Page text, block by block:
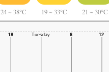
24 ~ 38°C 19 ~ 33°C 21 ~ 30°C